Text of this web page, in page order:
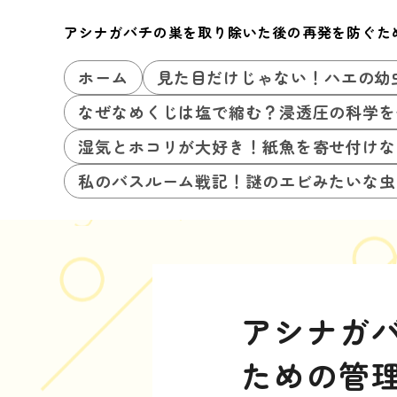
アシナガバチの巣を取り除いた後の再発を防ぐた
ホーム
見た目だけじゃない！ハエの
なぜなめくじは塩で縮む？浸透圧の科学
湿気とホコリが大好き！紙魚を寄せ付け
私のバスルーム戦記！謎のエビみたいな
アシナガ
ための管